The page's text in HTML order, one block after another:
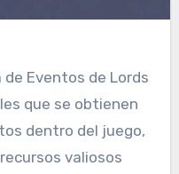
Eventos de Lords
que se obtienen
dentro del juego,
valiosos